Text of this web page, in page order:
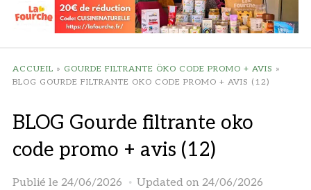
ACCUEIL » GOURDE FILTRANTE ÖKO CODE PROMO + AVIS »
BLOG GOURDE FILTRANTE OKO CODE PROMO + AVIS (12)
BLOG Gourde filtrante oko
code promo + avis (12)
Publié le 24/06/2026 Updated on 24/06/2026